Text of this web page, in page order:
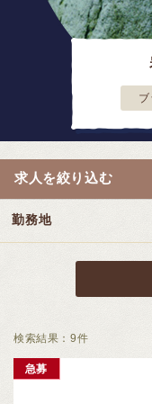
求人を絞り込む
勤務地
検索結果： 9件
急募